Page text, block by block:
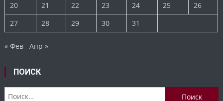
20
21 22 23 24 25
26
27
28 29 30 31
« Фев Апр »
ПОИСК
Найти: